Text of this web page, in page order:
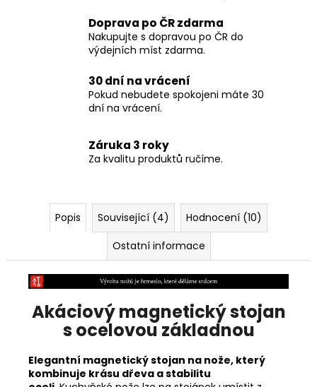
Doprava po ČR zdarma
Nakupujte s dopravou po ČR do
výdejních míst zdarma.
30 dní na vrácení
Pokud nebudete spokojeni máte 30
dní na vrácení.
Záruka 3 roky
Za kvalitu produktů ručíme.
Popis Související (4)
Hodnocení (10)
Ostatní informace
Akáciový magnetický stojan
s ocelovou základnou
Elegantní magnetický stojan na nože, který
kombinuje krásu dřeva a stabilitu